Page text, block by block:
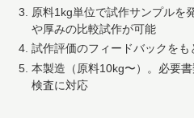
原料1kg単位で試作サンプルを
や厚みの比較試作が可能
試作評価のフィードバックをも
本製造（原料10kg〜）。必要
検査に対応